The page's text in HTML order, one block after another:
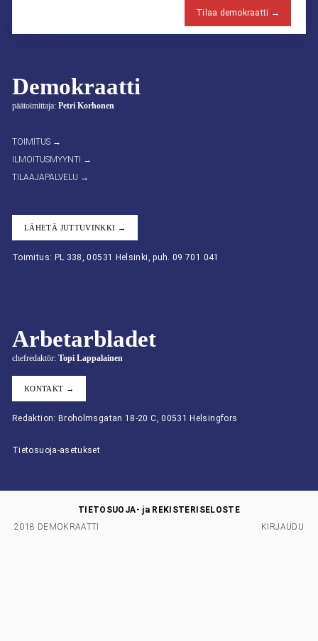
Demokraatti
päätoimittaja: Petri Korhonen
TOIMITUS →
ILMOITUSMYYNTI →
TILAAJAPALVELU →
LÄHETÄ JUTTUVINKKI →
Toimitus: PL 338, 00531 Helsinki, puh. 09 701 041
Arbetarbladet
chefredaktör: Topi Lappalainen
KONTAKT →
Redaktion: Broholmsgatan 18-20 C, 00531 Helsingfors
Tietosuoja-asetukset
Tilaa demokraatti →
2018 DEMOKRAATTI
TIETOSUOJA- ja REKISTERISELOSTE
KIRJAUDU